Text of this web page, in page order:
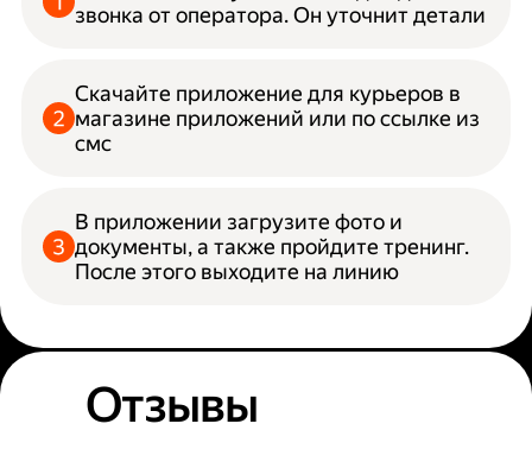
звонка от оператора. Он уточнит детали
Скачайте приложение для курьеров в
магазине приложений или по ссылке из
смс
В приложении загрузите фото и
документы, а также пройдите тренинг.
После этого выходите на линию
Отзывы